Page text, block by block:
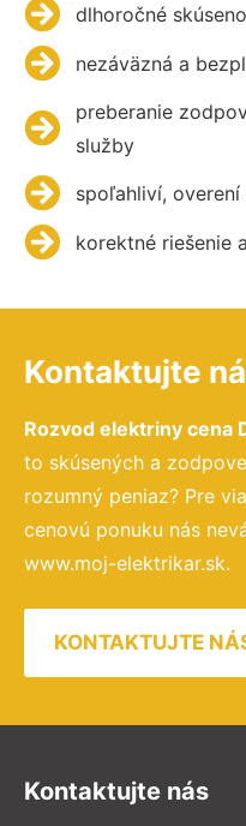
dlhoročné
nezáväzná a
preberanie
služby
spoľahliví,
korektné riešenie
Kontaktujte
Rozvod elektriny cena
to skúsených a
rozumný peniaz? Pre
cenovú ponuku nás
www.moj-elektrikar.sk.
KONTAKTUJTE
Kontaktujte nás